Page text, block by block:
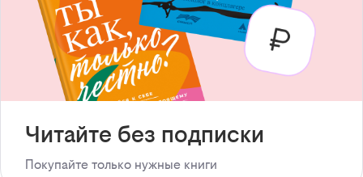
Читайте без подписки
Покупайте только нужные книги